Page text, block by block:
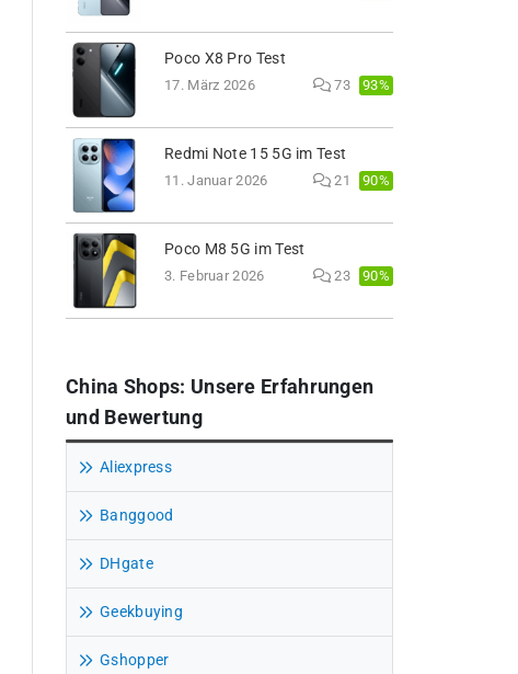
Poco X8 Pro Test
17. März 2026 73 93%
Redmi Note 15 5G im Test
11. Januar 2026 21 90%
Poco M8 5G im Test
3. Februar 2026 23 90%
China Shops: Unsere Erfahrungen
und Bewertung
Aliexpress
Banggood
DHgate
Geekbuying
Gshopper